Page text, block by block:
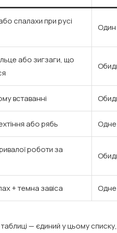
спалахи при русі
Один
або зигзаги, що
вставанні
або рябь Одне
роботи за
+ темна завіса Одне
— єдиний у цьому